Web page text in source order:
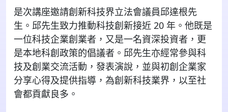
是次講座邀請創新科技界立法會議員邱達根先
生。邱先生致力推動科技創新接近 20 年。他既是
⼀位科技企業創業者，⼜是⼀名資深投資者，更
是本地科創政策的倡議者。邱先生亦經常參與科
技及創業交流活動，發表演說，並與初創企業家
分享心得及提供指導，為創新科技業界，以至社
會都貢獻良多。